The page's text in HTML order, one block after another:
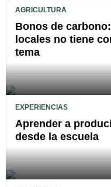
AGRICULTURA
Bonos de
locales no tiene
tema
EXPERIENCIAS
Aprender a
desde la escuela